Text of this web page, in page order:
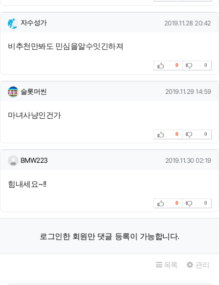
자수성가님의 댓글
자수성가 작성일
2019.11.28 20:42
비추천만봐도 민심을알수잇긴하져
추천
0 비추천
0
슬롯머씬님의 댓글
슬롯머씬 작성일
2019.11.29 14:59
마녀사냥인건가
추천
0 비추천
0
BMW223님의 댓글
BMW223 작성일
2019.11.30 02:19
힘내세요~!!
추천
0 비추천
0
로그인한 회원만 댓글 등록이 가능합니다.
목록 관리